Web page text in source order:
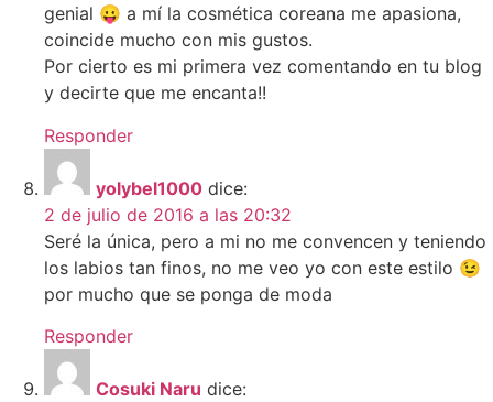
genial 😛 a mí la cosmética coreana me apasiona,
coincide mucho con mis gustos.
Por cierto es mi primera vez comentando en tu blog
y decirte que me encanta!!
Responder
yolybel1000 dice:
2 de julio de 2016 a las 20:32
Seré la única, pero a mi no me convencen y teniendo
los labios tan finos, no me veo yo con este estilo 😉
por mucho que se ponga de moda
Responder
Cosuki Naru dice: